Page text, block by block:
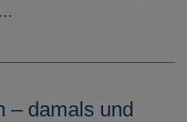
– damals und